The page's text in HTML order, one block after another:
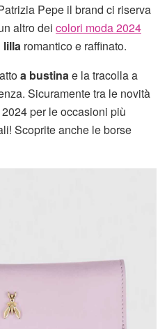
Pepe il brand ci riserva
altro dei colori moda 2024
lilla romantico e raffinato.
a bustina e la tracolla a
Sicuramente tra le novità
per le occasioni più
Scoprite anche le borse